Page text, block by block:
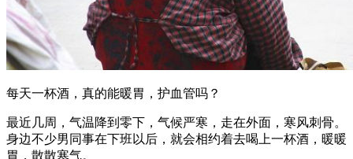
每天一杯酒，真的能暖胃，护血管吗？
最近几周，气温降到零下，气候严寒，走在外面，寒风刺骨。
身边不少男同事在下班以后，就会相约着去喝上一杯酒，暖暖
胃，散散寒气。